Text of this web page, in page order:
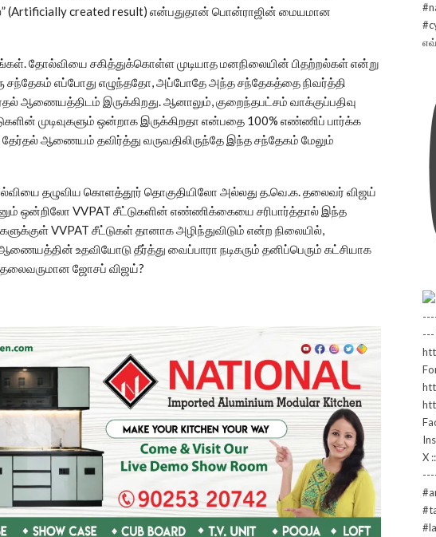
(Artificially created result) என்பதுதான் பொன்ராஜின் மையமான
தோல்வியை சகித்துக்கொள்ள முடியாத மனநிலையின் பிதற்றல்கள் என்று
சந்தேகம் எப்போது எழுந்ததோ, அப்போதே அந்த சந்தேகத்தை நிவர்த்தி
ஆணையத்திடம் இருக்கிறது. ஆனாலும், குறைந்தபட்சம் வாக்குப்பதிவு
முடிவுகளும் ஒன்றாக இருக்கிறதா என்பதை 100% எண்ணிப் பார்க்க
ஆணையம் தவிர்த்து வருவதிலிருந்தே இந்த சந்தேகம் மேலும்
தழுவிய கொளத்தூர் தொகுதியிலோ அல்லது த.வெ.க. தலைவர் விஜய்
ஒன்றிலோ VVPAT சீட்டுகளின் எண்ணிக்கையை சரிபார்த்தால் இந்த
VVPAT சீட்டுகள் தானாக அழிந்துவிடும் என்ற நிலையில்,
உதவியோடு தீர்த்து வைப்பாரா நடிகரும் தனிப்பெரும் கட்சியாக
தலைவருமான ஜோசப் விஜய்?